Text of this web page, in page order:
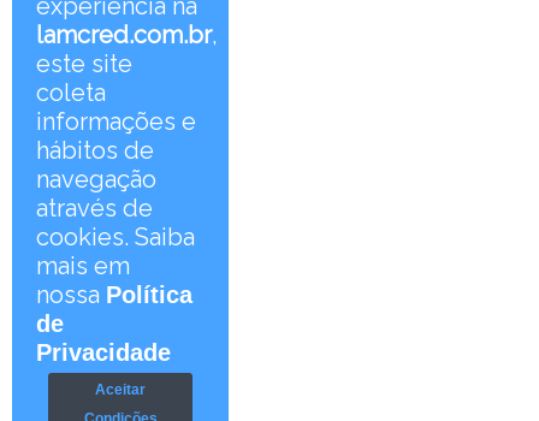
experiência na
lamcred.com.br,
este site
coleta
informações e
hábitos de
navegação
através de
cookies. Saiba
mais em
nossa Política
de
Privacidade
Aceitar